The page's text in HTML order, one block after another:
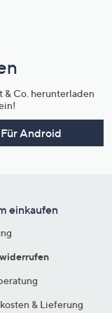
& Co. herunterladen
Für Android
einkaufen
& Lieferung